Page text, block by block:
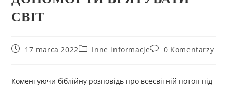
СВІТ
17 marca 2022 Inne informacje 0 Komentarzy
Коментуючи біблійну розповідь про всесвітній потоп під